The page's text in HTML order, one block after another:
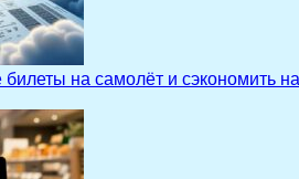
на самолёт и сэкономить